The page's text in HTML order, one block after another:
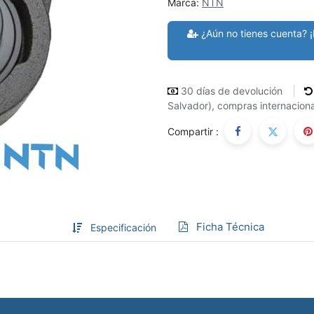
Marca: NTN
¿Aún no tienes cuenta?
30 días de devolución
Salvador), compras
Compartir :
Especificación Ficha Técnica